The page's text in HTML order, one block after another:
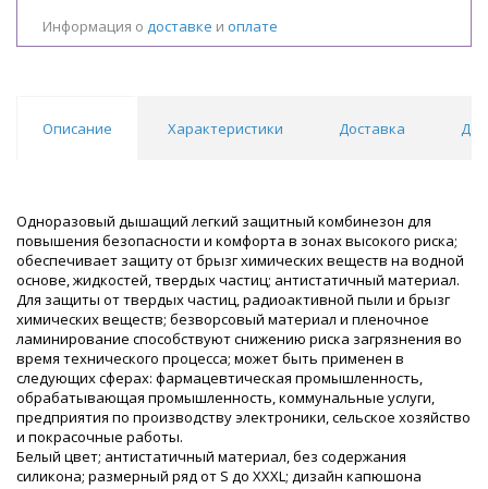
Информация о доставке и оплате
Описание Характеристики Доставка
Одноразовый дышащий легкий защитный комбинезон для
повышения безопасности и комфорта в зонах высокого риска;
обеспечивает защиту от брызг химических веществ на водной
основе, жидкостей, твердых частиц; антистатичный материал.
Для защиты от твердых частиц, радиоактивной пыли и брызг
химических веществ; безворсовый материал и пленочное
ламинирование способствуют снижению риска загрязнения во
время технического процесса; может быть применен в
следующих сферах: фармацевтическая промышленность,
обрабатывающая промышленность, коммунальные услуги,
предприятия по производству электроники, сельское хозяйство
и покрасочные работы.
Белый цвет; антистатичный материал, без содержания
силикона; размерный ряд от S до XXXL; дизайн капюшона